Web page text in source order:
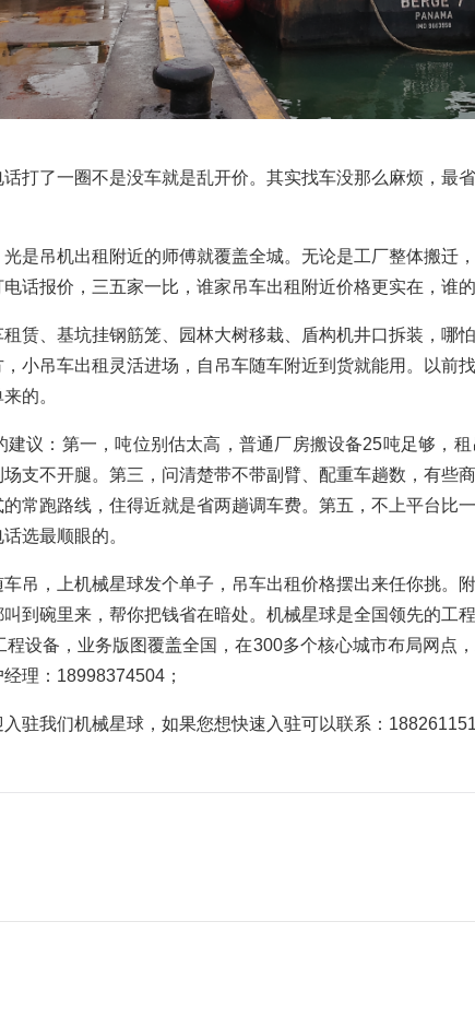
话打了一圈不是没车就是乱开价。其实找车没那么麻烦，最
光是吊机出租附近的师傅就覆盖全城。无论是工厂整体搬迁
话报价，三五家一比，谁家吊车出租附近价格更实在，谁的
租赁 、基坑挂钢筋笼、园林大树移栽、盾构机井口拆装，哪
小吊车出租 灵活进场， 自吊车随车附近到货就能用。以前找
的。
议：第一，吨位别估太高，普通厂房搬设备25吨足够， 租
场支不开腿。第三，问清楚带不带副臂、配重车趟数，有些
的常跑路线，住得近就是省两趟调车费。第五，不上平台比
选最顺眼的。
车吊 ，上机械星球发个单子， 吊车出租价格摆出来任你挑。
叫到碗里来，帮你把钱省在暗处。机械星球是全国领先的工
设备，业务版图覆盖全国，在300多个核心城市布局网点
理：18998374504；
驻我们机械星球，如果您想快速入驻可以联系：